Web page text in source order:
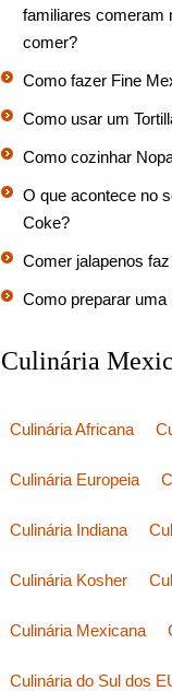
familiares comeram
comer?
Como fazer Fine
Como usar um
Como cozinhar
O que acontece no
Coke?
Comer jalapenos
Como preparar uma
Culinária
Culinária Africana
Culinária Europeia
Culinária Indiana
Culinária Kosher
Culinária Mexicana
Culinária do Sul dos